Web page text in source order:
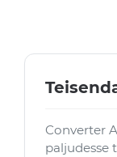
Converter
paljudesse